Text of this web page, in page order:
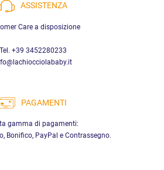
ASSISTENZA
Care a disposizione
Tel. +39 3452280233
PAGAMENTI
gamma di pagamenti:
Bonifico, PayPal e Contrassegno.